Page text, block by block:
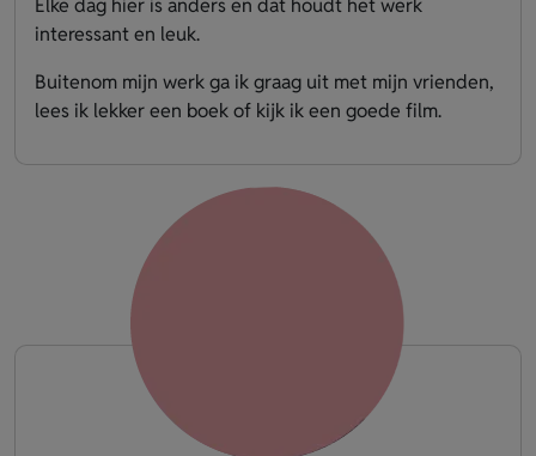
Elke dag hier is anders en dat houdt het werk
interessant en leuk.
Buitenom mijn werk ga ik graag uit met mijn vrienden,
lees ik lekker een boek of kijk ik een goede film.